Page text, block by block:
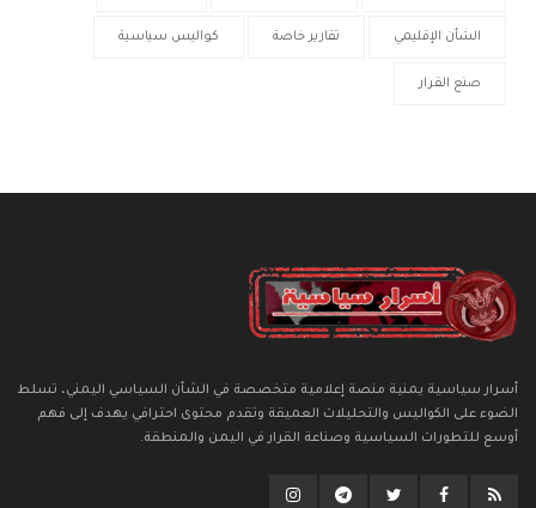
الشأن الإقليمي تقارير خاصة كواليس سياسية
صنع القرار
أسرار سياسية يمنية منصة إعلامية متخصصة في الشأن السياسي اليمني، تسلط
الضوء على الكواليس والتحليلات العميقة وتقدم محتوى احترافي يهدف إلى فهم
أوسع للتطورات السياسية وصناعة القرار في اليمن والمنطقة.